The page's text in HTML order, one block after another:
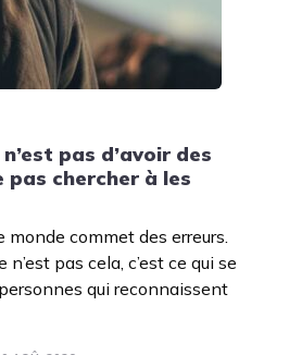
pas d’avoir des
chercher à les
commet des erreurs.
pas cela, c’est ce qui se
qui reconnaissent